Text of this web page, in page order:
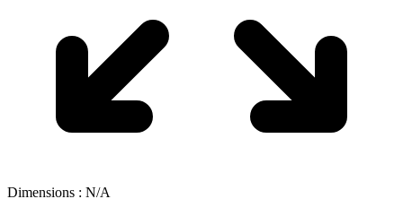
Dimensions : N/A